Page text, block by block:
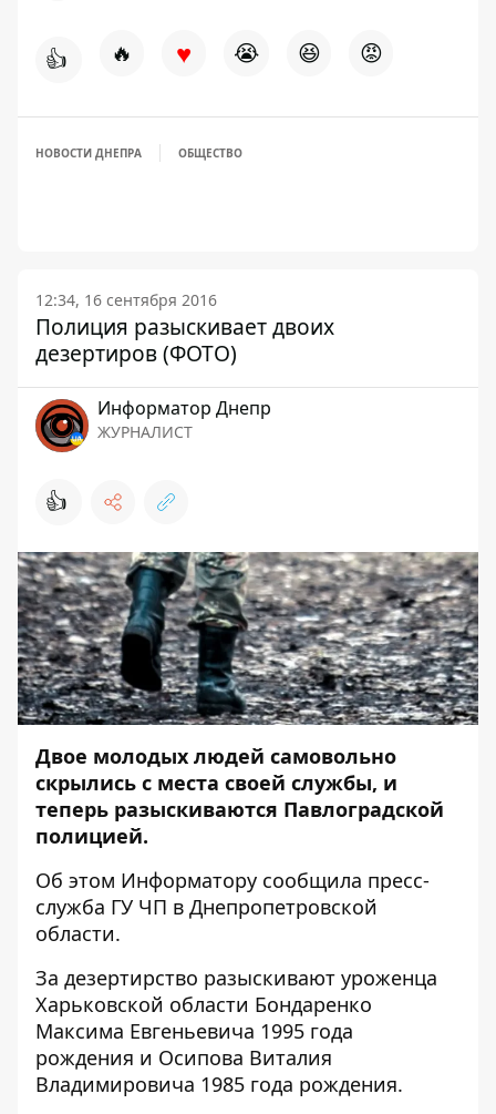
👍 🔥 ♥ 😭 😆 😡
НОВОСТИ ДНЕПРА ОБЩЕСТВО
12:34, 16 сентября 2016
Полиция разыскивает двоих
дезертиров (ФОТО)
Информатор Днепр
ЖУРНАЛИСТ
👍
Двое молодых людей самовольно
скрылись с места своей службы, и
теперь разыскиваются Павлоградской
полицией.
Об этом Информатору сообщила пресс-
служба ГУ ЧП в Днепропетровской
области.
За дезертирство разыскивают уроженца
Харьковской области Бондаренко
Максима Евгеньевича 1995 года
рождения и Осипова Виталия
Владимировича 1985 года рождения.